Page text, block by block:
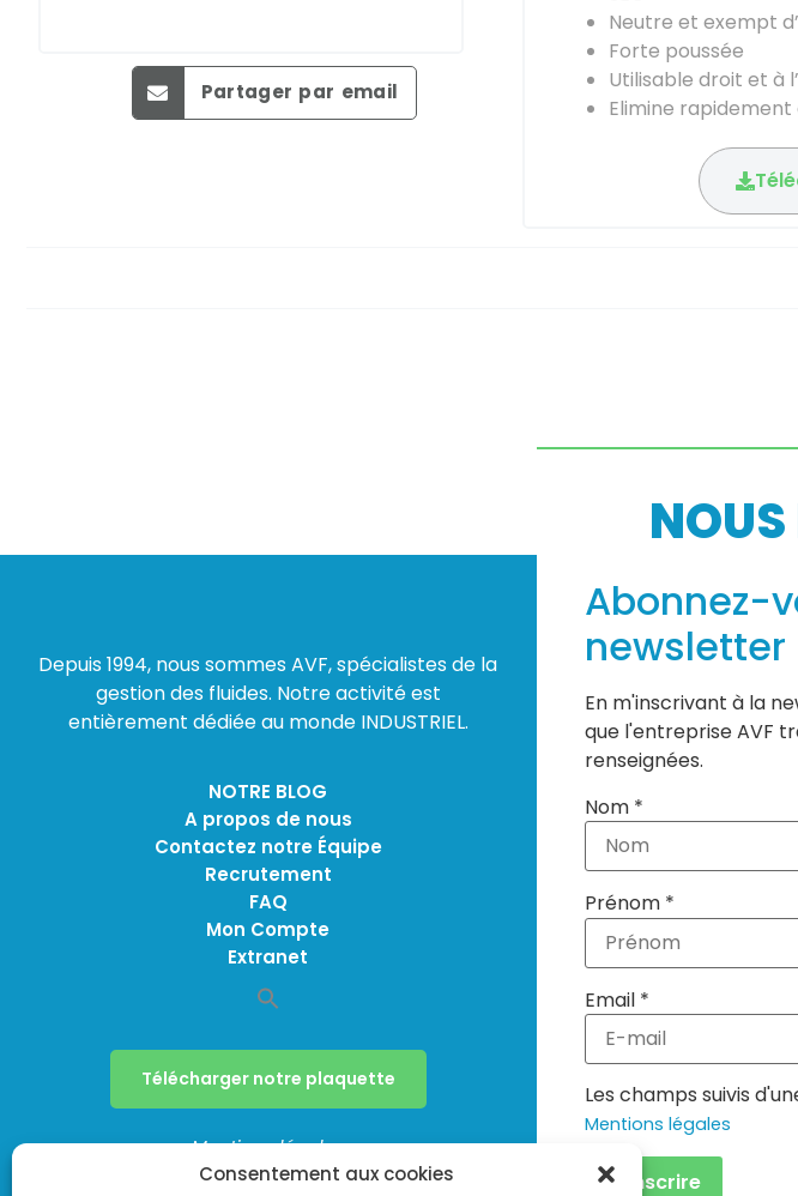
Consentement aux cookies
Partager par email
Neutre et exempt
Forte poussée
Utilisable droit et à
Elimine
Depuis 1994, nous sommes AVF, spécialistes de la
gestion des fluides. Notre activité est
entièrement dédiée au monde INDUSTRIEL.
NOTRE BLOG
A propos de nous
Contactez notre Équipe
Recrutement
FAQ
Mon Compte
Extranet
Télécharger notre plaquette
Mentions légales
Politique de confidentialité
NOUS
Abonnez-
newsletter
En m'inscrivant à la
que l'entreprise AVF
renseignées.
Nom *
Prénom *
Email *
Les champs suivis
Mentions légales